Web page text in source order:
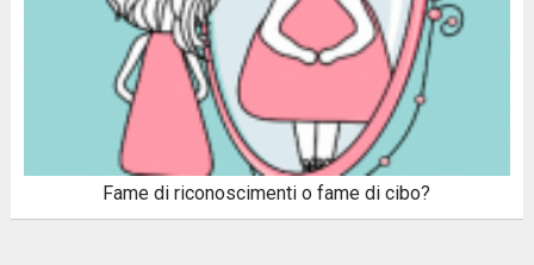
Fame di riconoscimenti o fame di cibo?